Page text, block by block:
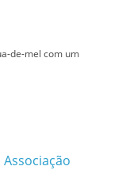
de-mel com um
Associação